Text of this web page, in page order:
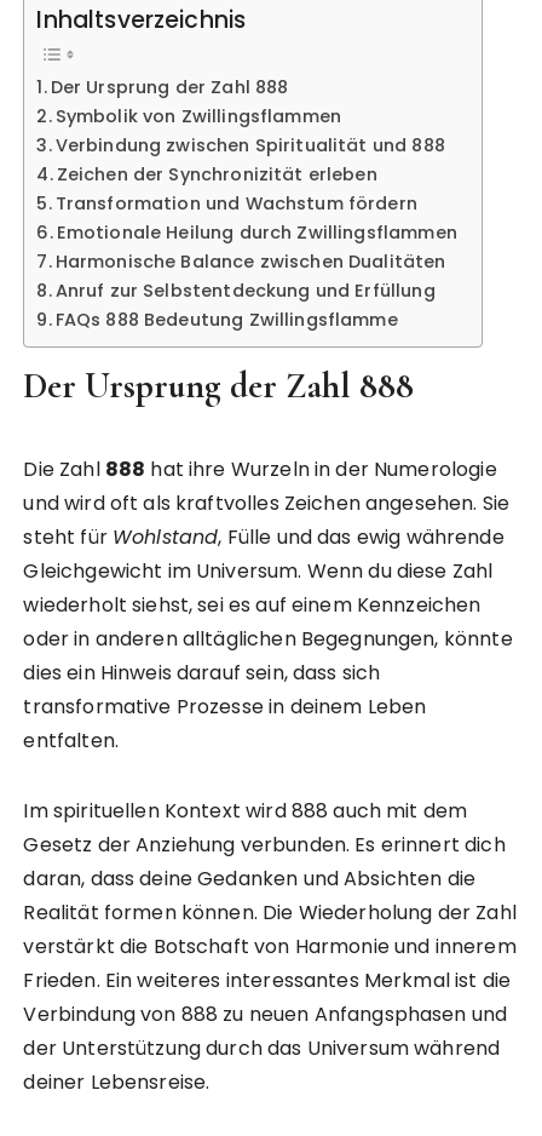
Inhaltsverzeichnis
Der Ursprung der Zahl 888
Symbolik von Zwillingsflammen
Verbindung zwischen Spiritualität und 888
Zeichen der Synchronizität erleben
Transformation und Wachstum fördern
Emotionale Heilung durch Zwillingsflammen
Harmonische Balance zwischen Dualitäten
Anruf zur Selbstentdeckung und Erfüllung
FAQs 888 Bedeutung Zwillingsflamme
Der Ursprung der Zahl 888
Die Zahl 888 hat ihre Wurzeln in der Numerologie
und wird oft als kraftvolles Zeichen angesehen. Sie
steht für Wohlstand, Fülle und das ewig währende
Gleichgewicht im Universum. Wenn du diese Zahl
wiederholt siehst, sei es auf einem Kennzeichen
oder in anderen alltäglichen Begegnungen, könnte
dies ein Hinweis darauf sein, dass sich
transformative Prozesse in deinem Leben
entfalten.
Im spirituellen Kontext wird 888 auch mit dem
Gesetz der Anziehung verbunden. Es erinnert dich
daran, dass deine Gedanken und Absichten die
Realität formen können. Die Wiederholung der Zahl
verstärkt die Botschaft von Harmonie und innerem
Frieden. Ein weiteres interessantes Merkmal ist die
Verbindung von 888 zu neuen Anfangsphasen und
der Unterstützung durch das Universum während
deiner Lebensreise.